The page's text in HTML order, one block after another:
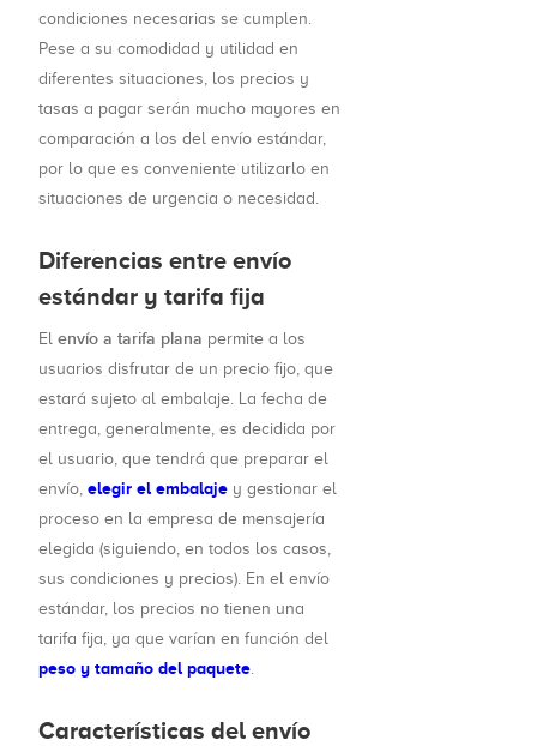
condiciones necesarias se cumplen.
Pese a su comodidad y utilidad en
diferentes situaciones, los precios y
tasas a pagar serán mucho mayores en
comparación a los del envío estándar,
por lo que es conveniente utilizarlo en
situaciones de urgencia o necesidad.
Diferencias entre envío
estándar y tarifa fija
El envío a tarifa plana permite a los
usuarios disfrutar de un precio fijo, que
estará sujeto al embalaje. La fecha de
entrega, generalmente, es decidida por
el usuario, que tendrá que preparar el
envío, elegir el embalaje y gestionar el
proceso en la empresa de mensajería
elegida (siguiendo, en todos los casos,
sus condiciones y precios). En el envío
estándar, los precios no tienen una
tarifa fija, ya que varían en función del
peso y tamaño del paquete.
Características del envío